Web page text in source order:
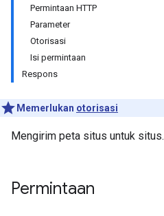
Permintaan HTTP
Parameter
Otorisasi
Isi permintaan
Respons
Memerlukan otorisasi
Mengirim peta situs untuk situs.
Permintaan